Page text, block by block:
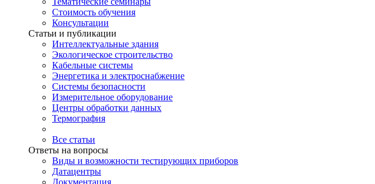
Стоимость обучения
Консультации
Статьи и публикации
Интеллектуальные здания
Экологическое строительство
Кабельные системы
Энергетика и электроснабжение
Системы безопасности
Измерительное оборудование
Центры обработки данных
Термография
Все статьи
Ответы на вопросы
Виды и возможности тестирующих приборов
Датацентры
Документация